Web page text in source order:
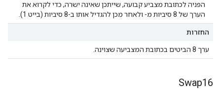
הפניה לכתובת מצביע קבועה, שייתכן שאינה ישרה, כדי לקרוא את
הערך של 8 סיביות מ- ולאחר מכן להגדיל אותו ב-8 סיביות (בייט 1).
החזרות
ערך 8 הביטים בכתובת המצביעה שצוינה.
Swap16